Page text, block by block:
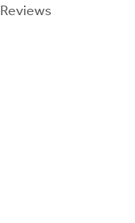
Reviews